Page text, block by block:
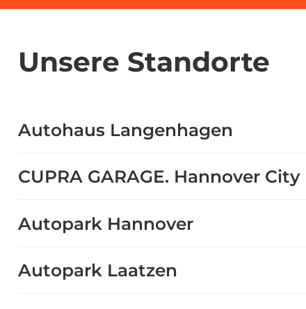
Unsere Standorte
Autohaus Langenhagen
CUPRA GARAGE. Hannover City
Autopark Hannover
Autopark Laatzen